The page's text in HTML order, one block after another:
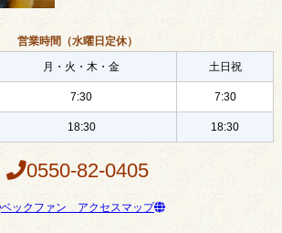
営業時間（水曜日定休）
月・火・木・金
土日祝
7:30 7:30
18:30 18:30
0550-82-0405
ベックファン アクセスマップ